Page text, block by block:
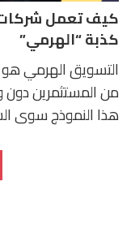
كيف تعمل
كذبة “الهرمي”
التسويق الهرمي
من المستثمرين دون
هذا النموذج سوى